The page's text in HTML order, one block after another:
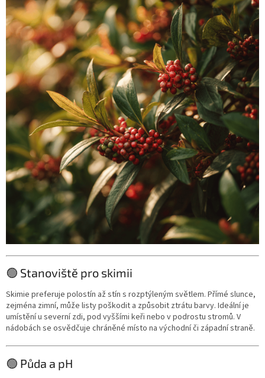
🟢 Stanoviště pro skimii
Skimie preferuje polostín až stín s rozptýleným světlem. Přímé slunce,
zejména zimní, může listy poškodit a způsobit ztrátu barvy. Ideální je
umístění u severní zdi, pod vyššími keři nebo v podrostu stromů. V
nádobách se osvědčuje chráněné místo na východní či západní straně.
🟢 Půda a pH